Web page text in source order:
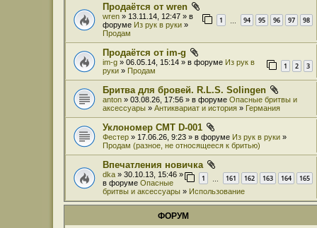
Продаётся от wren
1 94 95 96 97 98
wren » 13.11.14, 12:47 » в
форуме Из рук в руки »
Продам
Продаётся от im-g
1 2 3
im-g » 06.05.14, 15:14 » в форуме Из рук в
руки » Продам
Бритва для бровей. R.L.S. Solingen
anton » 03.08.26, 17:56 » в форуме Опасные бритвы и
аксессуары » Антиквариат и история » Германия
Уклономер СМТ D-001
Фестер » 17.06.26, 9:23 » в форуме Из рук в руки »
Продам (разное, не относящееся к бритью)
Впечатления новичка
1 161 162 163 164 165
dka » 30.10.13, 15:46 »
в форуме Опасные
бритвы и аксессуары » Использование
ФОРУМ